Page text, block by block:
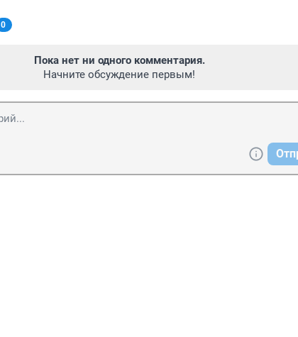
0
Пока нет ни одного комментария.
Начните обсуждение первым!